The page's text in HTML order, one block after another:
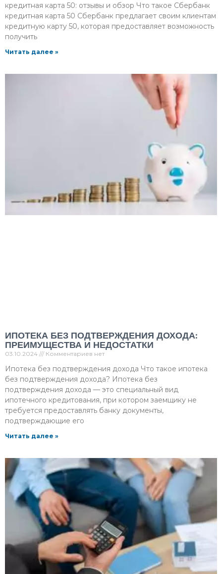
кредитная карта 50: отзывы и обзор Что такое Сбербанк
кредитная карта 50 Сбербанк предлагает своим клиентам
кредитную карту 50, которая предоставляет возможность
получить
Читать далее »
ИПОТЕКА БЕЗ ПОДТВЕРЖДЕНИЯ ДОХОДА:
ПРЕИМУЩЕСТВА И НЕДОСТАТКИ
03.10.2024 Комментариев нет
Ипотека без подтверждения дохода Что такое ипотека
без подтверждения дохода? Ипотека без
подтверждения дохода — это специальный вид
ипотечного кредитования, при котором заемщику не
требуется предоставлять банку документы,
подтверждающие его
Читать далее »